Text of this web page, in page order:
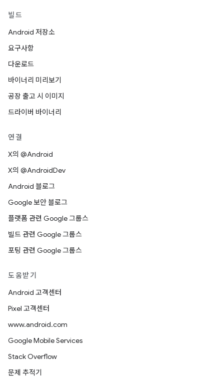
빌드
Android 저장소
요구사항
다운로드
바이너리 미리보기
공장 출고 시 이미지
드라이버 바이너리
연결
X의 @Android
X의 @AndroidDev
Android 블로그
Google 보안 블로그
플랫폼 관련 Google 그룹스
빌드 관련 Google 그룹스
포팅 관련 Google 그룹스
도움받기
Android 고객센터
Pixel 고객센터
www.android.com
Google Mobile Services
Stack Overflow
문제 추적기